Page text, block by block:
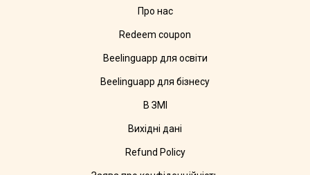
Про нас
Redeem coupon
Beelinguapp для освіти
Beelinguapp для бізнесу
В ЗМІ
Вихідні дані
Refund Policy